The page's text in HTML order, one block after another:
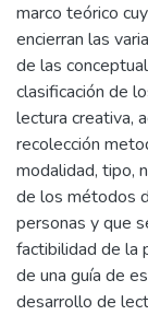
marco teórico
encierran las
de las
clasificación de
lectura creativa,
recolección
modalidad, tipo,
de los métodos
personas y que
factibilidad de la
de una guía de
desarrollo de